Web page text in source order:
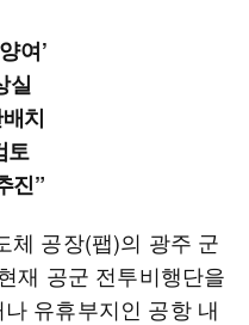
여’
실
치
토
진”
체 공장(팹)의 광주 군
재 공군 전투비행단을
유휴부지인 공항 내